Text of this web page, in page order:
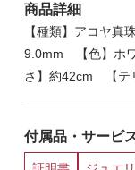
商品詳細
【種類】アコヤ
9.0mm 【色】ホ
さ】約42cm 【テ
付属品・サービ